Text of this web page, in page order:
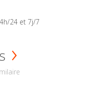
24 et 7j/7